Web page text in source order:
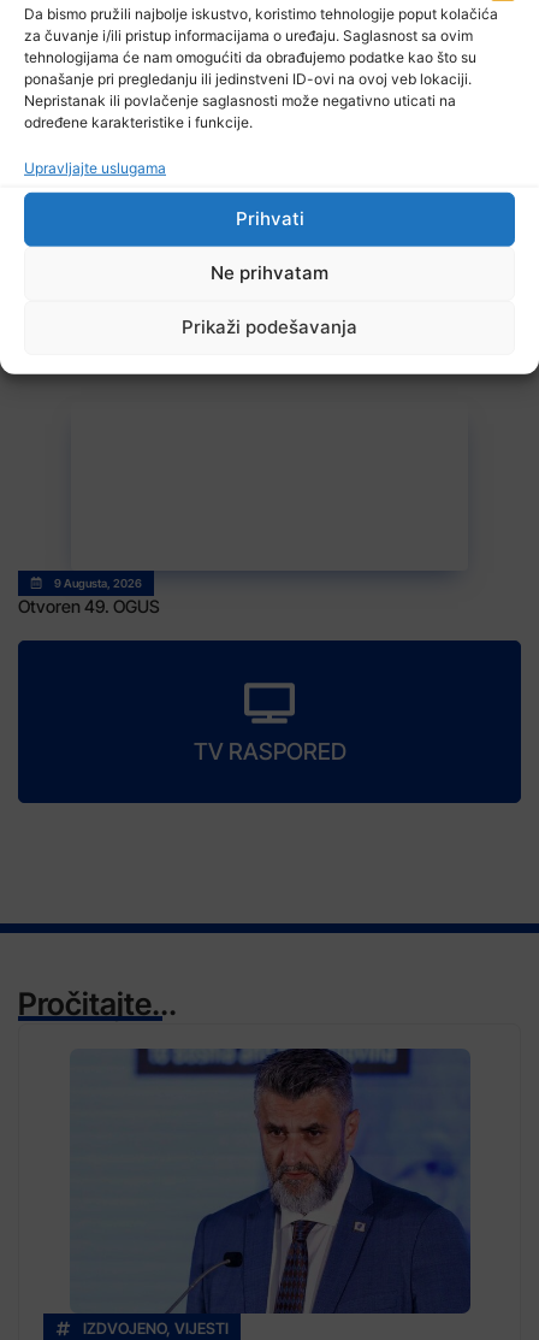
Da bismo pružili najbolje iskustvo, koristimo tehnologije poput kolačića
za čuvanje i/ili pristup informacijama o uređaju. Saglasnost sa ovim
tehnologijama će nam omogućiti da obrađujemo podatke kao što su
ponašanje pri pregledanju ili jedinstveni ID-ovi na ovoj veb lokaciji.
Nepristanak ili povlačenje saglasnosti može negativno uticati na
određene karakteristike i funkcije.
Upravljajte uslugama
Prihvati
Ne prihvatam
Prikaži podešavanja
10 Augusta, 2026
Vrućine i suša koštaju evropsku ekonomiju stotine milijardi eura
9 Augusta, 2026
Otvoren 49. OGUS
TV RASPORED
Pročitajte...
IZDVOJENO, VIJESTI